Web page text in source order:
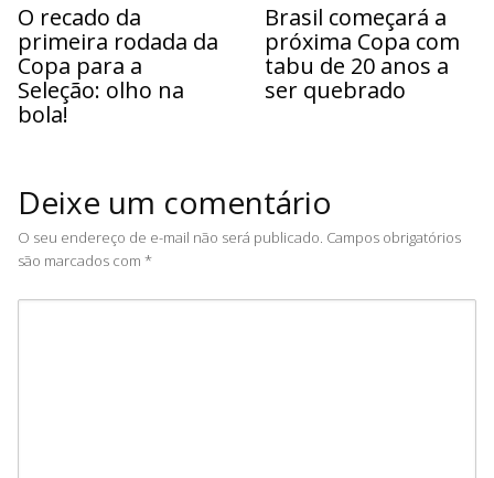
O recado da
primeira rodada da
Copa para a
Seleção: olho na
bola!
Brasil começará a
próxima Copa com
tabu de 20 anos a
ser quebrado
Deixe um comentário
O seu endereço de e-mail não será publicado. Campos obrigatórios
são marcados com *